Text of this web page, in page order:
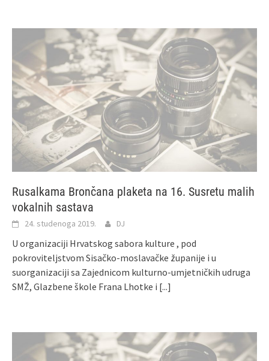
Rusalkama Brončana plaketa na 16. Susretu malih
vokalnih sastava
24. studenoga 2019. DJ
U organizaciji Hrvatskog sabora kulture , pod
pokroviteljstvom Sisačko-moslavačke županije i u
suorganizaciji sa Zajednicom kulturno-umjetničkih udruga
SMŽ, Glazbene škole Frana Lhotke i [...]